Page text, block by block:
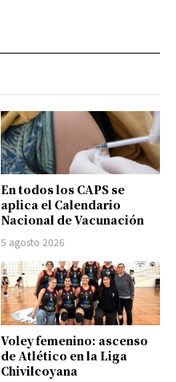
En todos los CAPS se
aplica el Calendario
Nacional de Vacunación
5 agosto 2026
Voley femenino: ascenso
de Atlético en la Liga
Chivilcoyana